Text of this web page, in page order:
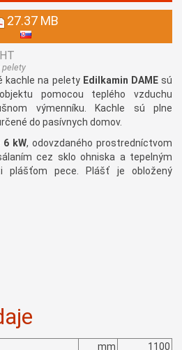
27.37 MB
pelety
kachle na pelety Edilkamin DAMEsú
pomocou teplého vzduchu
výmenníku. Kachle sú plne
do pasívnych domov.
6 kW, odovzdaného prostredníctvom
cez sklo ohniska a tepelným
plášťom pece. Plášť je obložený
mm
1100